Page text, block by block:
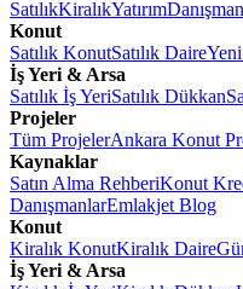
SatılıkKiralıkYatırım
Konut
Satılık KonutSatılık Daire
İş Yeri & Arsa
Satılık İş YeriSatılık Dükkan
Projeler
Tüm ProjelerAnkara Konut
Kaynaklar
Satın Alma RehberiKonut
DanışmanlarEmlakjet Blog
Konut
Kiralık KonutKiralık Daire
İş Yeri & Arsa